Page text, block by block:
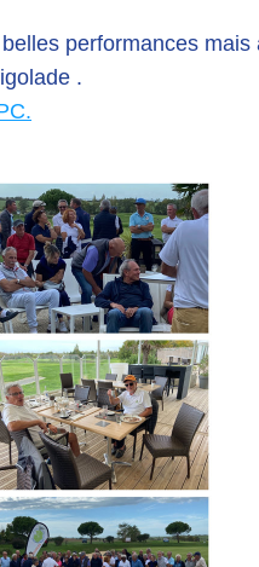
performances mais
.
.